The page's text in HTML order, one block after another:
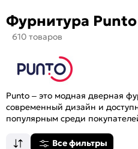
Фурнитура
610 товаров
Punto – это модная дверная
современный дизайн и
популярным среди
Все фильтры